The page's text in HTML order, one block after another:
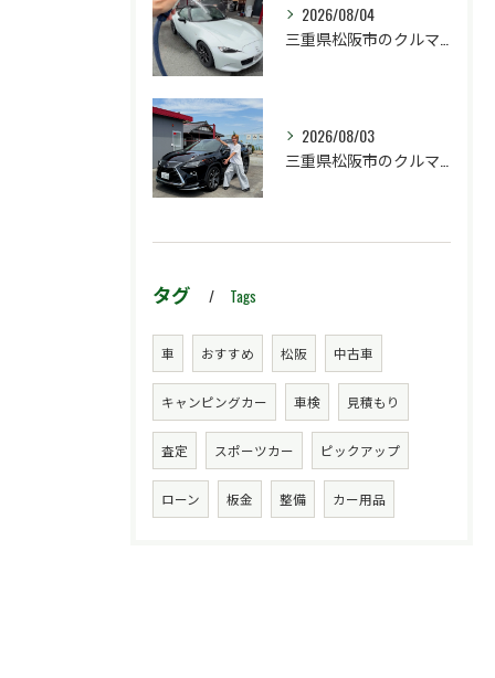
2026/08/04
2026/08/03
タグ Tags
車 おすすめ 松阪 中古車
キャンピングカー 車検 見積もり
査定 スポーツカー ピックアップ
ローン 板金 整備 カー用品